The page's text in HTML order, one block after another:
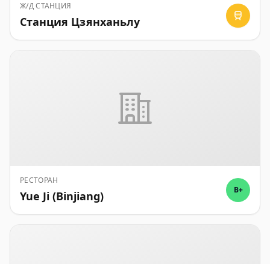
Ж/Д СТАНЦИЯ
Станция Цзянханьлу
РЕСТОРАН
Yue Ji (Binjiang) B+